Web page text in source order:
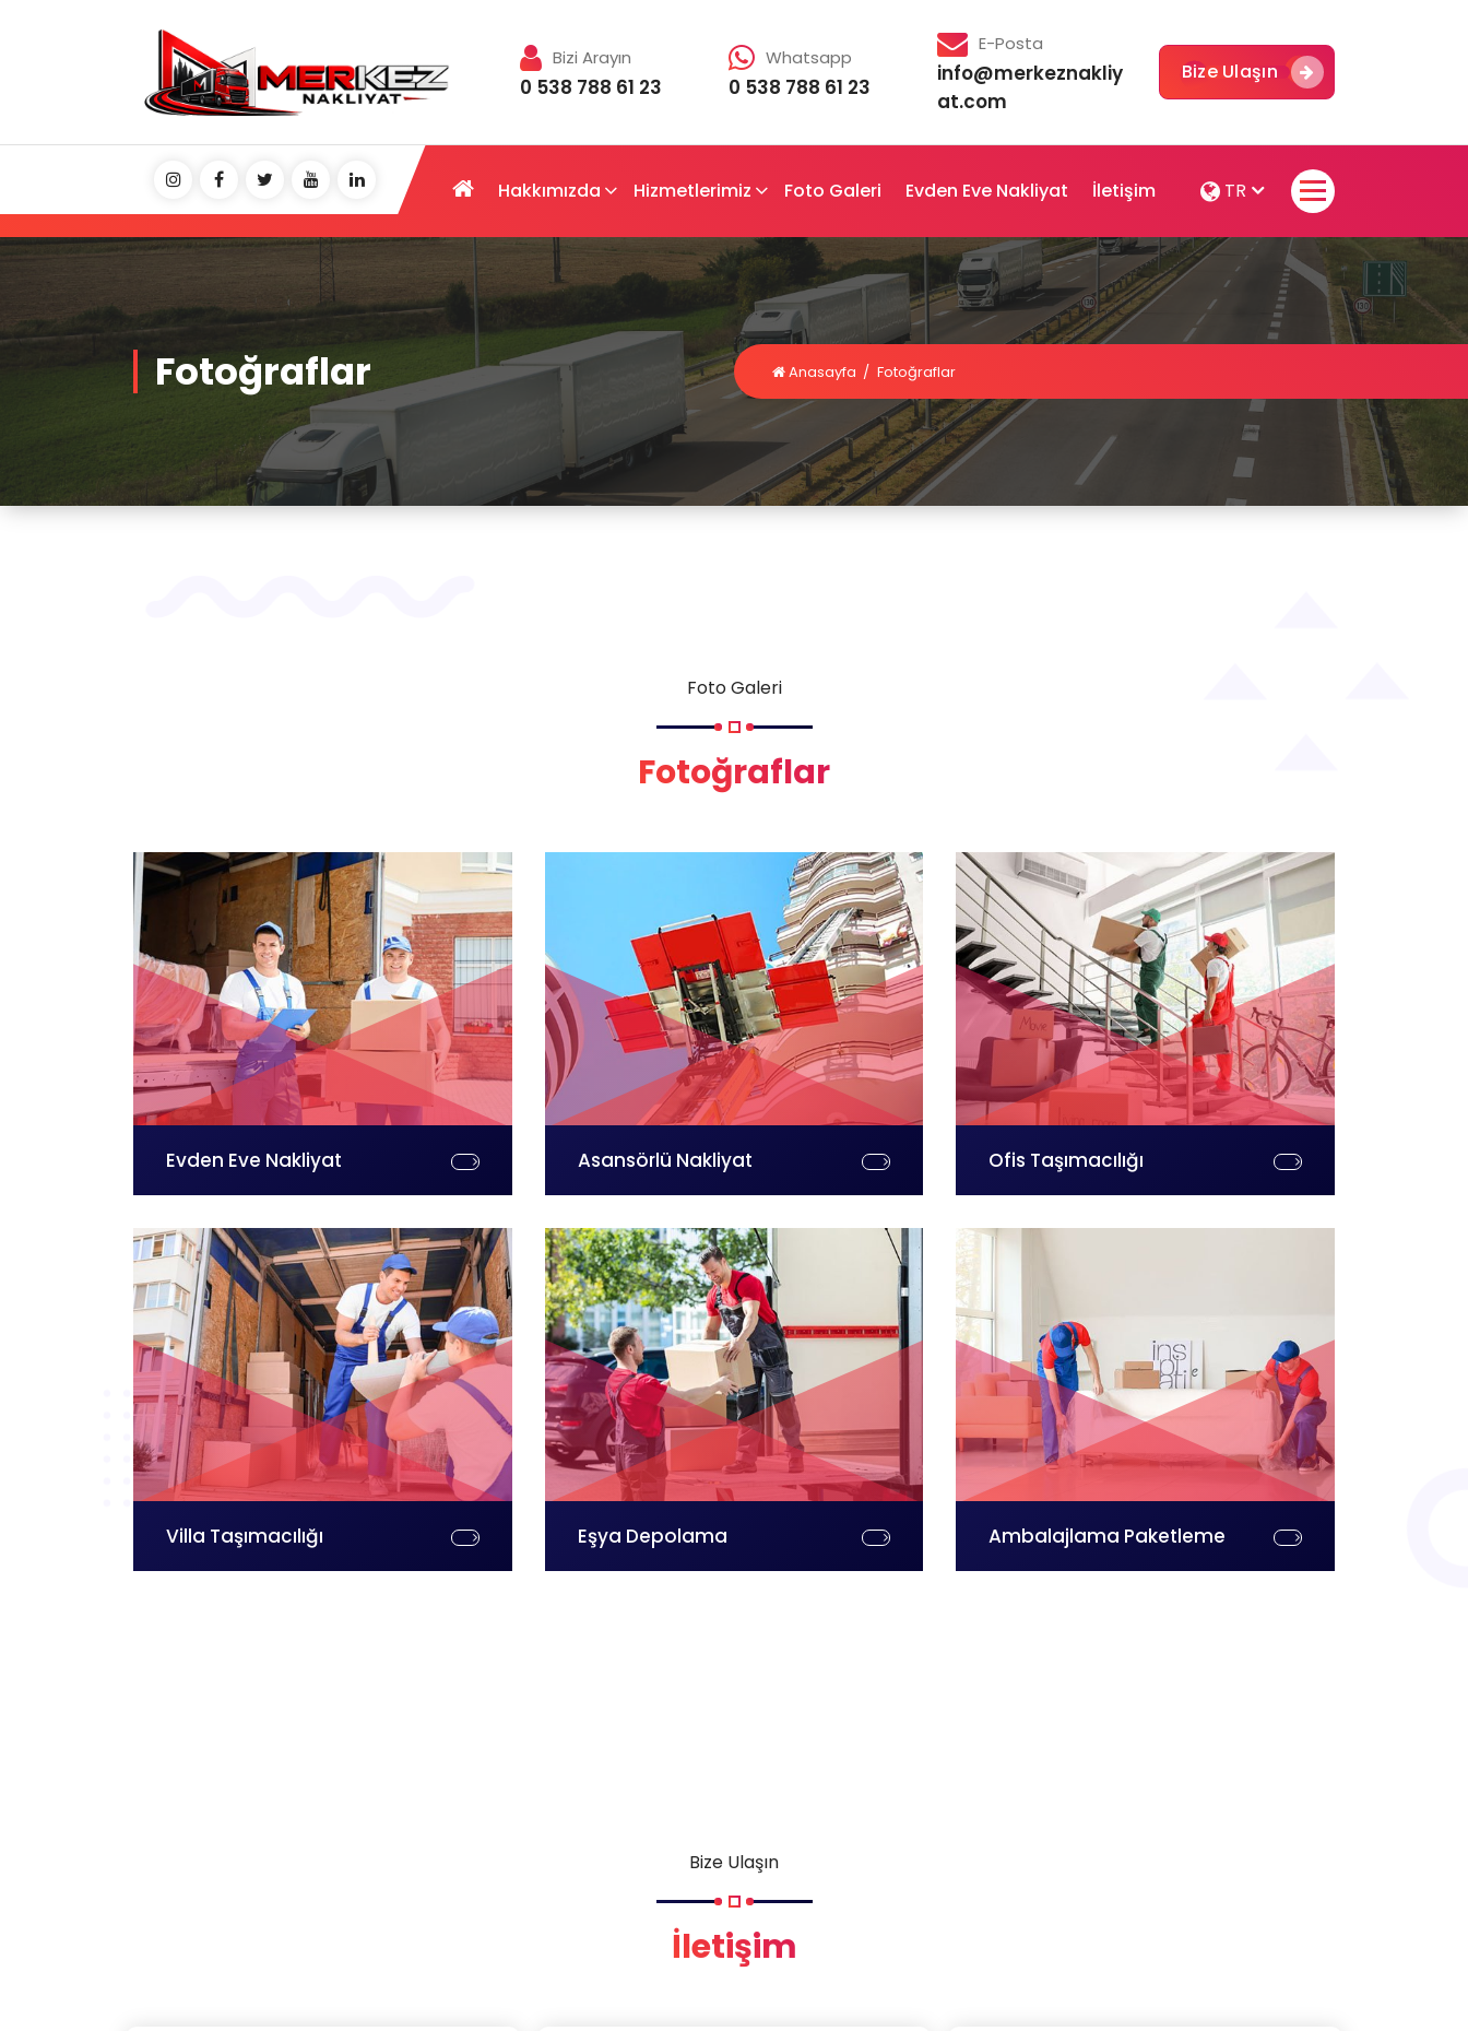
Bizi Arayın
0 538 788 61 23
Whatsapp
0 538 788 61 23
E-Posta
info@merkeznakliy
at.com
Bize Ulaşın
Hakkımızda Hizmetlerimiz Foto Galeri Evden Eve Nakliyat İletişim TR
Fotoğraflar Anasayfa / Fotoğraflar
Foto Galeri
Fotoğraflar
Evden Eve Nakliyat Asansörlü Nakliyat Ofis Taşımacılığı
Villa Taşımacılığı Eşya Depolama Ambalajlama Paketleme
Bize Ulaşın
İletişim